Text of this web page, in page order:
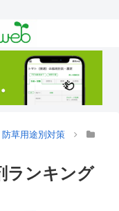
防草用途別対策
ランキング